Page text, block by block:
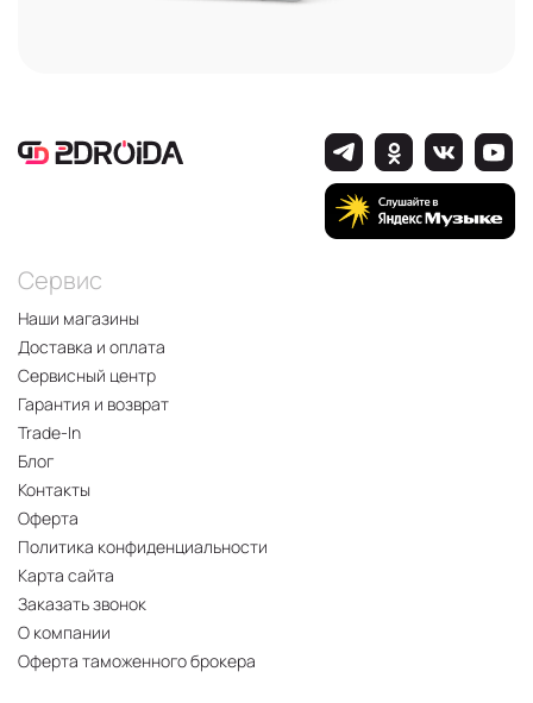
Сервис
Наши магазины
Доставка и оплата
Сервисный центр
Гарантия и возврат
Trade-In
Блог
Контакты
Оферта
Политика конфиденциальности
Карта сайта
Заказать звонок
О компании
Оферта таможенного брокера